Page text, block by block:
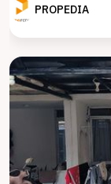
PROPEDIA